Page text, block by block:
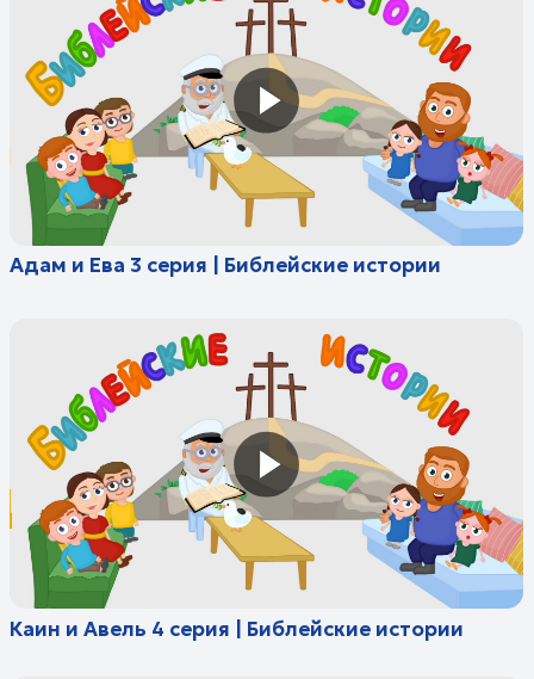
Всемирный потоп 5 серия | Библейские
истории
Всемирный потоп. Путешествие в ковчеге 6
серия | Библейские истории